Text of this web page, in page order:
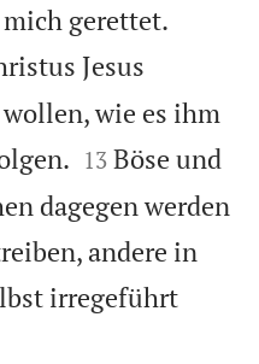
gerettet.
Jesus
wie es ihm


13 Böse und
dagegen werden
andere in
irregeführt